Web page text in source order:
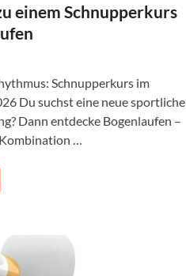
einem Schnupperkurs
Schnupperkurs im
Du suchst eine neue sportliche
Dann entdecke Bogenlaufen –
…